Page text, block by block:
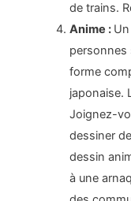
de trains.
Anime :
personnes
forme
japonaise.
Joignez-
dessiner
dessin
à une